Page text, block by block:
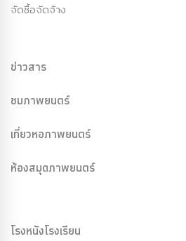
จัดซื้อจัดจ้าง
ข่าวสาร
ชมภาพยนตร์
เที่ยวหอภาพยนตร์
ห้องสมุดภาพยนตร์
โรงหนังโรงเรียน